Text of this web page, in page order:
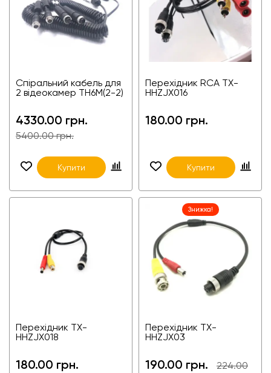
Спіральний кабель для
2 відеокамер TH6M(2-2)
4330.00 грн.
5400.00 грн.
Купити
Перехідник RCA TX-
HHZJX016
180.00 грн.
Купити
Перехідник TX-
HHZJX018
180.00 грн.
Знижка!
Перехідник TX-
HHZJX03
190.00 грн.
224.00